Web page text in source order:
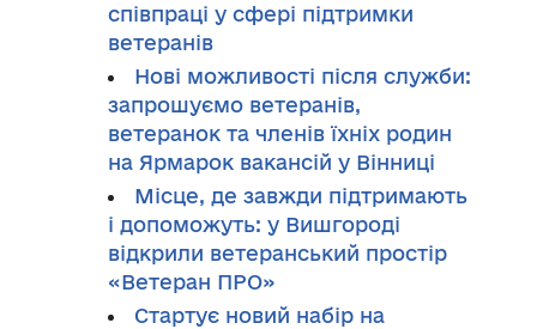
співпраці у сфері підтримки
ветеранів
Нові можливості після служби:
запрошуємо ветеранів,
ветеранок та членів їхніх родин
на Ярмарок вакансій у Вінниці
Місце, де завжди підтримають
і допоможуть: у Вишгороді
відкрили ветеранський простір
«Ветеран ПРО»
Стартує новий набір на